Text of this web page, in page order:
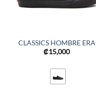
CLASSICS HOMBRE ERA
₡15,000